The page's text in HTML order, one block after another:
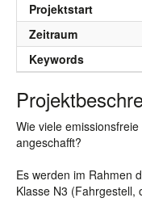
Projektstart
Zeitraum
Keywords
Wie viele
angeschafft?
Es werden im Rahmen
Klasse N3 (Fahrgestell,